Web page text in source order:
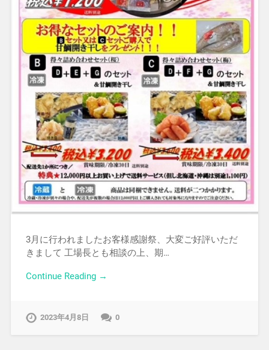
3月に行われましたお客様感謝祭、大変ご好評いただ
きまして 工場長とも相談の上、期…
Continue Reading →
2023年4月8日 0